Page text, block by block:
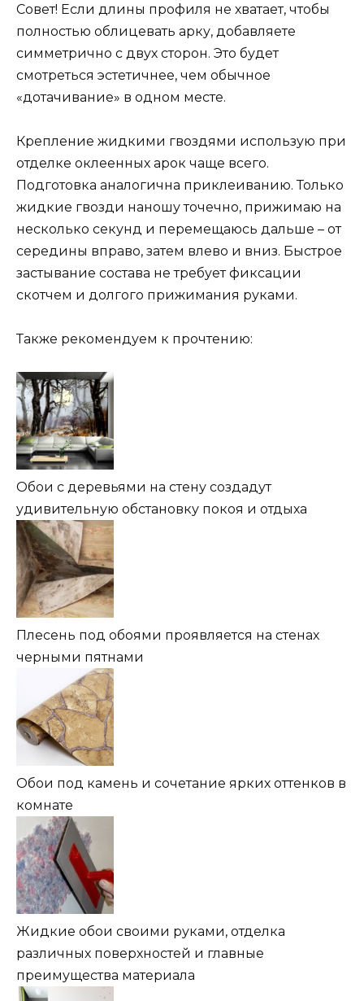
Совет! Если длины профиля не хватает, чтобы
полностью облицевать арку, добавляете
симметрично с двух сторон. Это будет
смотреться эстетичнее, чем обычное
«дотачивание» в одном месте.
Крепление жидкими гвоздями использую при
отделке оклеенных арок чаще всего.
Подготовка аналогична приклеиванию. Только
жидкие гвозди наношу точечно, прижимаю на
несколько секунд и перемещаюсь дальше – от
середины вправо, затем влево и вниз. Быстрое
застывание состава не требует фиксации
скотчем и долгого прижимания руками.
Также рекомендуем к прочтению:
Обои с деревьями на стену создадут
удивительную обстановку покоя и отдыха
Плесень под обоями проявляется на стенах
черными пятнами
Обои под камень и сочетание ярких оттенков в
комнате
Жидкие обои своими руками, отделка
различных поверхностей и главные
преимущества материала